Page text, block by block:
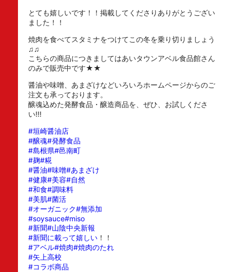
とても嬉しいです！！掲載してくださりありがとうござい
ました！！
焼肉を食べてスタミナをつけてこの冬を乗り切りましょう
♫♫
こちらの商品につきましてはあいタウンアベル食品館さん
のみで販売中です★★
醤油や味噌、あまざけなどいろいろホームページからのご
注文も承っております。
醸魂込めた発酵食品・醸造商品を、ぜひ、お試しくださ
い!!!
#垣崎醤油店
#醸魂#発酵食品
#島根県#邑南町
#麹#糀
#醤油#味噌#あまざけ
#健康#美容#自然
#和食#調味料
#美肌#菌活
#オーガニック#無添加
#soysauce#miso
#新聞#山陰中央新報
#新聞に載って嬉しい ！！
#アベル#焼肉#焼肉のたれ
#矢上高校
#コラボ商品